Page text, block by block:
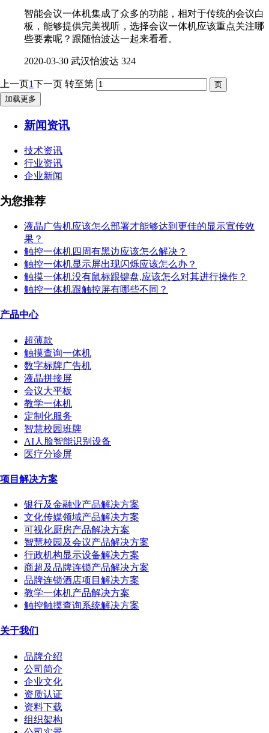
智能会议一体机集成了众多的功能，相对于传统的会议白
板，能够提供完美视听，选择会议一体机应该重点关注哪
些要素呢？跟随怡波达一起来看看。
2020-03-30 武汉怡波达 324
上一页1下一页 转至第
加载更多
新闻资讯
技术资讯
行业资讯
企业新闻
为您推荐
液晶广告机应该怎么部署才能够达到更佳的显示宣传效
果？
触控一体机四周有黑边应该怎么解决？
触控一体机显示屏出现闪烁应该怎么办？
触摸一体机没有鼠标跟键盘,应该怎么对其进行操作？
触控一体机跟触控屏有哪些不同？
产品中心
超薄款
触摸查询一体机
数字标牌广告机
液晶拼接屏
会议大平板
教学一体机
定制化服务
智慧校园班牌
AI人脸智能识别设备
医疗分诊屏
项目解决方案
银行及金融业产品解决方案
文化传媒领域产品解决方案
可视化厨房产品解决方案
智慧校园及会议产品解决方案
行政机构显示设备解决方案
商超及品牌连锁产品解决方案
品牌连锁酒店项目解决方案
教学一体机产品解决方案
触控触摸查询系统解决方案
关于我们
品牌介绍
公司简介
企业文化
资质认证
资料下载
组织架构